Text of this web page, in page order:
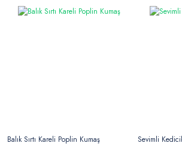
Balık Sırtı Kareli Poplin Kumaş Sevimli